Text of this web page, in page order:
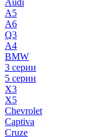
Audi
A5
A6
Q3
A4
BMW
3 серии
5 серии
X3
X5
Chevrolet
Captiva
Cruze